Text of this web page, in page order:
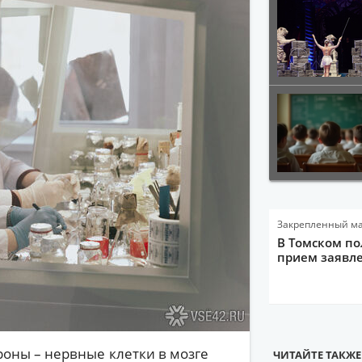
– нервные клетки в мозге
Закрепленный
В Томском
прием
ЧИТАЙТЕ ТАКЖЕ